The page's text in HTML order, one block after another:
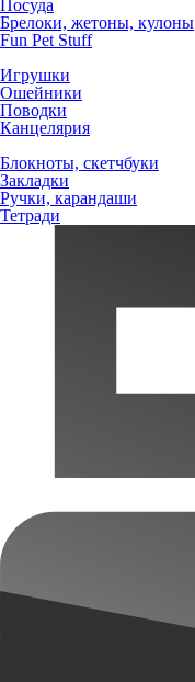
Посуда
Брелоки, жетоны, кулоны
Fun Pet Stuff
Игрушки
Ошейники
Поводки
Канцелярия
Блокноты, скетчбуки
Закладки
Ручки, карандаши
Тетради